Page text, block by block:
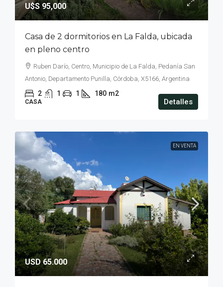
U$S 95,000
Casa de 2 dormitorios en La Falda, ubicada
en pleno centro
Ruben Darío, Centro, Municipio de La Falda, Pedanía San
Antonio, Departamento Punilla, Córdoba, X5166, Argentina
2 1 1 180 m2
CASA Detalles
EN VENTA
USD 65.000